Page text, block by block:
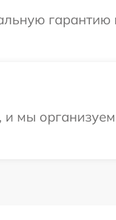
гарантию
мы